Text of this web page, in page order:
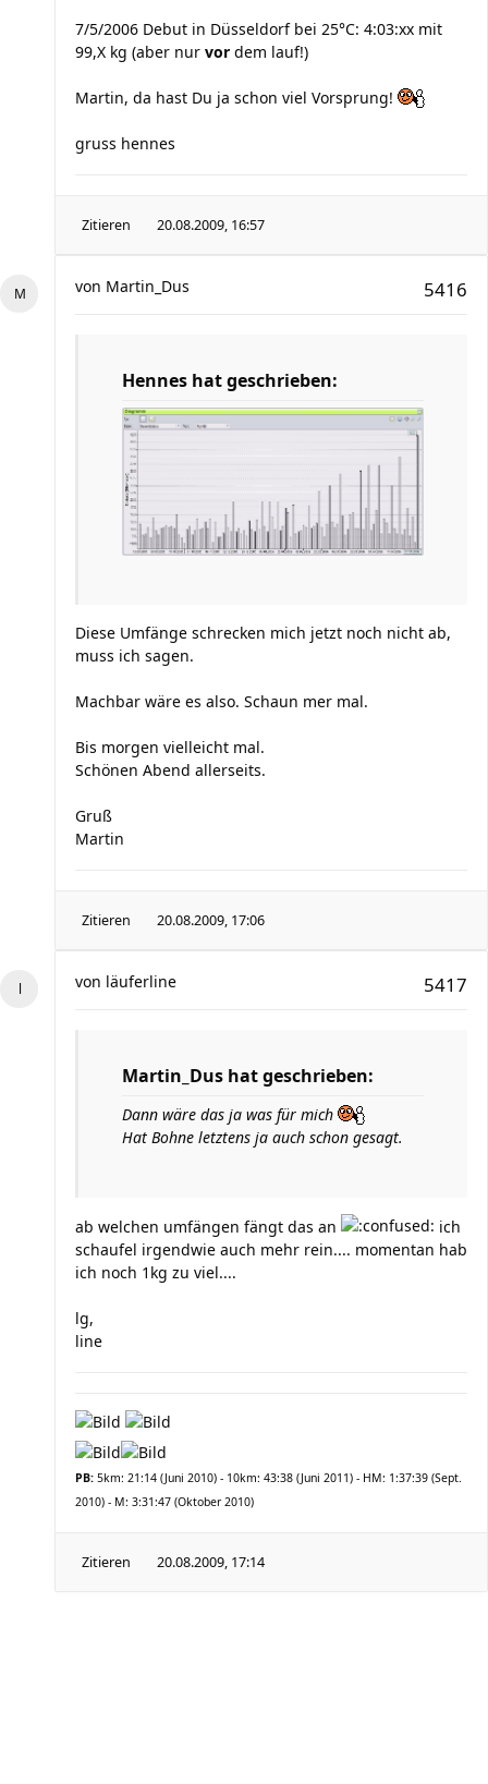
7/5/2006 Debut in Düsseldorf bei 25°C: 4:03:xx mit
99,X kg (aber nur vor dem lauf!)
Martin, da hast Du ja schon viel Vorsprung!
gruss hennes
Zitieren 20.08.2009, 16:57
5416
von Martin_Dus
Hennes hat geschrieben:
Diese Umfänge schrecken mich jetzt noch nicht ab,
muss ich sagen.
Machbar wäre es also. Schaun mer mal.
Bis morgen vielleicht mal.
Schönen Abend allerseits.
Gruß
Martin
Zitieren 20.08.2009, 17:06
5417
von läuferline
Martin_Dus hat geschrieben:
Dann wäre das ja was für mich
Hat Bohne letztens ja auch schon gesagt.
ab welchen umfängen fängt das an
ich
schaufel irgendwie auch mehr rein.... momentan hab
ich noch 1kg zu viel....
lg,
line
PB: 5km: 21:14 (Juni 2010) - 10km: 43:38 (Juni 2011) - HM: 1:37:39 (Sept.
2010) - M: 3:31:47 (Oktober 2010)
Zitieren 20.08.2009, 17:14